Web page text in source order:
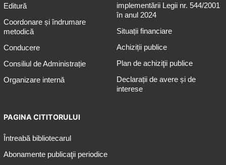
Editură
Coordonare și îndrumare
metodică
Conducere
Consiliul de Administrație
Organizare internă
implementării Legii nr. 544/2001
în anul 2024
Situații financiare
Achiziții publice
Plan de achiziţii publice
Declarații de avere și de
interese
PAGINA CITITORULUI
Întreabă bibliotecarul
Abonamente publicaţii periodice